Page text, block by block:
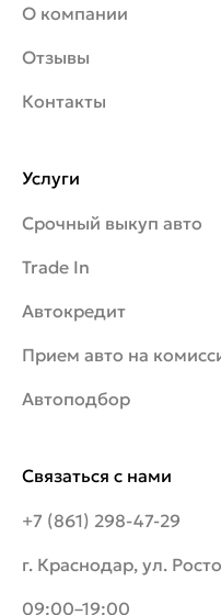
О компании
Отзывы
Контакты
Связаться с нами
+7 (861) 298-47-29
г. Краснодар, ул.
09:00–19:00
Услуги
Срочный выкуп авто
Trade In
Автокредит
Прием авто на
Автоподбор